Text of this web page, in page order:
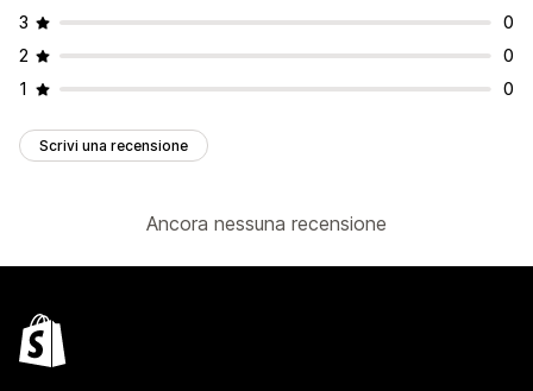
3
0
2
0
1
0
Scrivi una recensione
Ancora nessuna recensione